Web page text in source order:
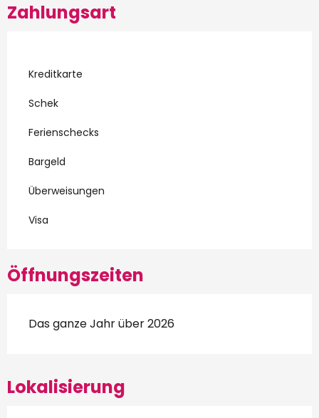
Zahlungsart
Kreditkarte
Schek
Ferienschecks
Bargeld
Überweisungen
Visa
Öffnungszeiten
Das ganze Jahr über 2026
Lokalisierung